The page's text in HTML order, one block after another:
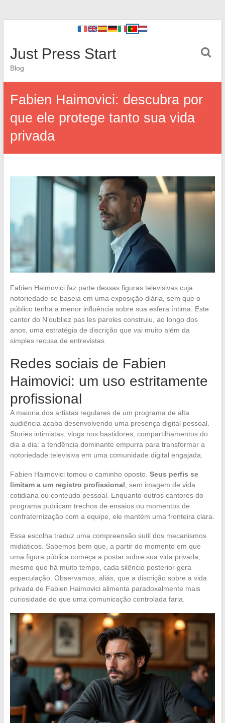
Just Press Start
Blog
Fabien Haimovici: descubra por
que ele protege tanto sua vida
privada
Fabien Haimovici faz parte dessas figuras televisivas cuja
notoriedade se baseia em uma exposição diária, sem que o
público tenha a menor influência sobre sua esfera íntima. Este
cantor do N’oubliez pas les paroles construiu, ao longo dos
anos, uma estratégia de discrição que vai muito além da
simples recusa de entrevistas.
Redes sociais de Fabien
Haimovici: um uso estritamente
profissional
A maioria dos artistas regulares de um programa de alta
audiência acaba desenvolvendo uma presença digital pessoal.
Stories intimistas, vlogs nos bastidores, compartilhamentos do
dia a dia: a tendência dominante empurra para transformar a
notoriedade televisiva em uma comunidade digital engajada.
Fabien Haimovici tomou o caminho oposto. Seus perfis se
limitam a um registro profissional , sem imagem de vida
cotidiana ou conteúdo pessoal. Enquanto outros cantores do
programa publicam trechos de ensaios ou momentos de
confraternização com a equipe, ele mantém uma fronteira clara.
Essa escolha traduz uma compreensão sutil dos mecanismos
midiáticos. Sabemos bem que, a partir do momento em que
uma figura pública começa a postar sobre sua vida privada,
mesmo que há muito tempo, cada silêncio posterior gera
especulação. Observamos, aliás, que a discrição sobre a vida
privada de Fabien Haimovici alimenta paradoxalmente mais
curiosidade do que uma comunicação controlada faria.